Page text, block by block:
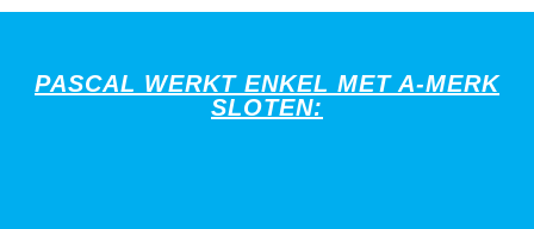
PASCAL WERKT ENKEL MET A-MERK
SLOTEN: